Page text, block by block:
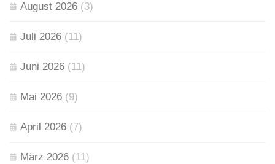
August 2026 (3)
Juli 2026 (11)
Juni 2026 (11)
Mai 2026 (9)
April 2026 (7)
März 2026 (11)